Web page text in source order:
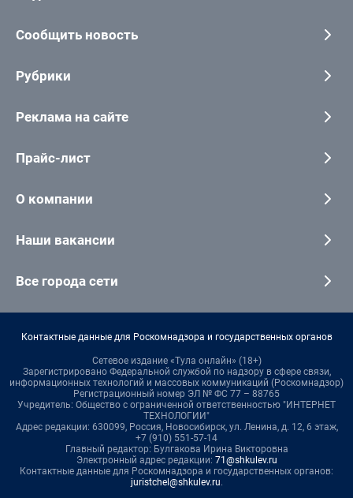
Сообщить новость
Рубрики
Реклама на сайте
Прайс-лист
О компании
Наши вакансии
Все города сети
Контактные данные для Роскомнадзора и государственных органов
Сетевое издание «Тула онлайн» (18+)
Зарегистрировано Федеральной службой по надзору в сфере связи,
информационных технологий и массовых коммуникаций (Роскомнадзор)
Регистрационный номер ЭЛ № ФС 77 – 88765
Учредитель: Общество с ограниченной ответственностью "ИНТЕРНЕТ
ТЕХНОЛОГИИ"
Адрес редакции: 630099, Россия, Новосибирск, ул. Ленина, д. 12, 6 этаж,
+7 (910) 551-57-14
Главный редактор: Булгакова Ирина Викторовна
Электронный адрес редакции: 71@shkulev.ru
Контактные данные для Роскомнадзора и государственных органов:
juristchel@shkulev.ru.